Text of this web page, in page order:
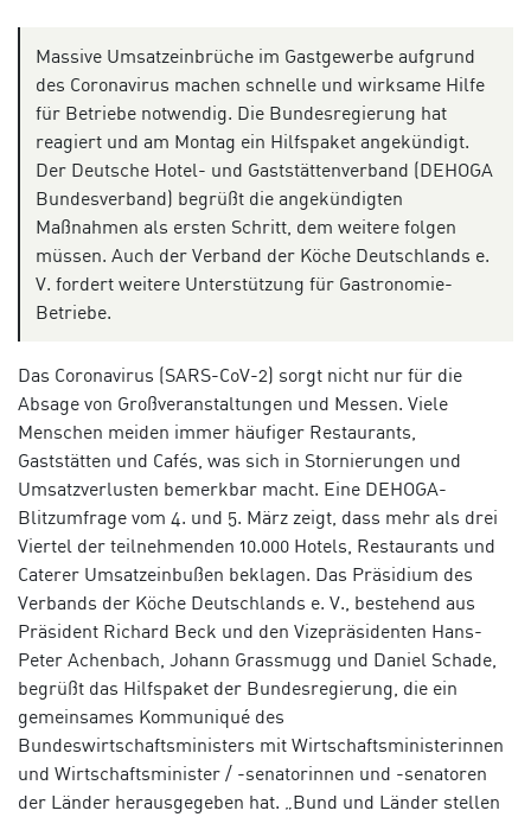
Massive Umsatzeinbrüche im Gastgewerbe aufgrund
des Coronavirus machen schnelle und wirksame Hilfe
für Betriebe notwendig. Die Bundesregierung hat
reagiert und am Montag ein Hilfspaket angekündigt.
Der Deutsche Hotel- und Gaststättenverband (DEHOGA
Bundesverband) begrüßt die angekündigten
Maßnahmen als ersten Schritt, dem weitere folgen
müssen. Auch der Verband der Köche Deutschlands e.
V. fordert weitere Unterstützung für Gastronomie-
Betriebe.
Das Coronavirus (SARS-CoV-2) sorgt nicht nur für die
Absage von Großveranstaltungen und Messen. Viele
Menschen meiden immer häufiger Restaurants,
Gaststätten und Cafés, was sich in Stornierungen und
Umsatzverlusten bemerkbar macht. Eine DEHOGA-
Blitzumfrage vom 4. und 5. März zeigt, dass mehr als drei
Viertel der teilnehmenden 10.000 Hotels, Restaurants und
Caterer Umsatzeinbußen beklagen. Das Präsidium des
Verbands der Köche Deutschlands e. V., bestehend aus
Präsident Richard Beck und den Vizepräsidenten Hans-
Peter Achenbach, Johann Grassmugg und Daniel Schade,
begrüßt das Hilfspaket der Bundesregierung, die ein
gemeinsames Kommuniqué des
Bundeswirtschaftsministers mit Wirtschaftsministerinnen
und Wirtschaftsminister / -senatorinnen und -senatoren
der Länder herausgegeben hat. „Bund und Länder stellen